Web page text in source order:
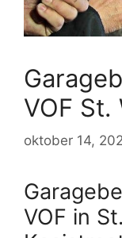
VOF St.
oktober 14,
VOF in